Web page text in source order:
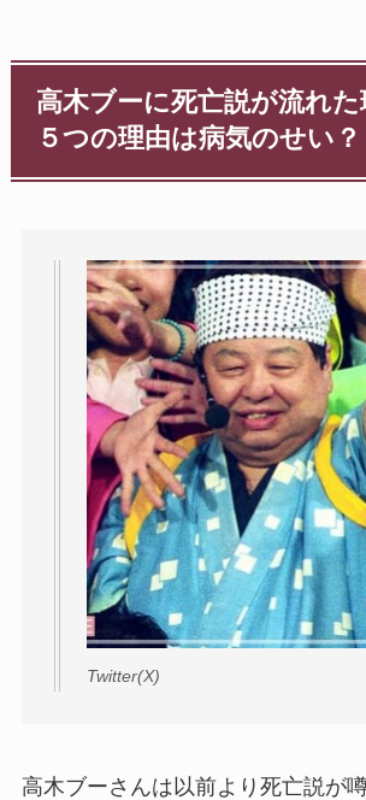
高木ブーに死亡説が流れた
５つの理由は病気のせい？
Twitter(X)
高木ブーさんは以前より死亡説が